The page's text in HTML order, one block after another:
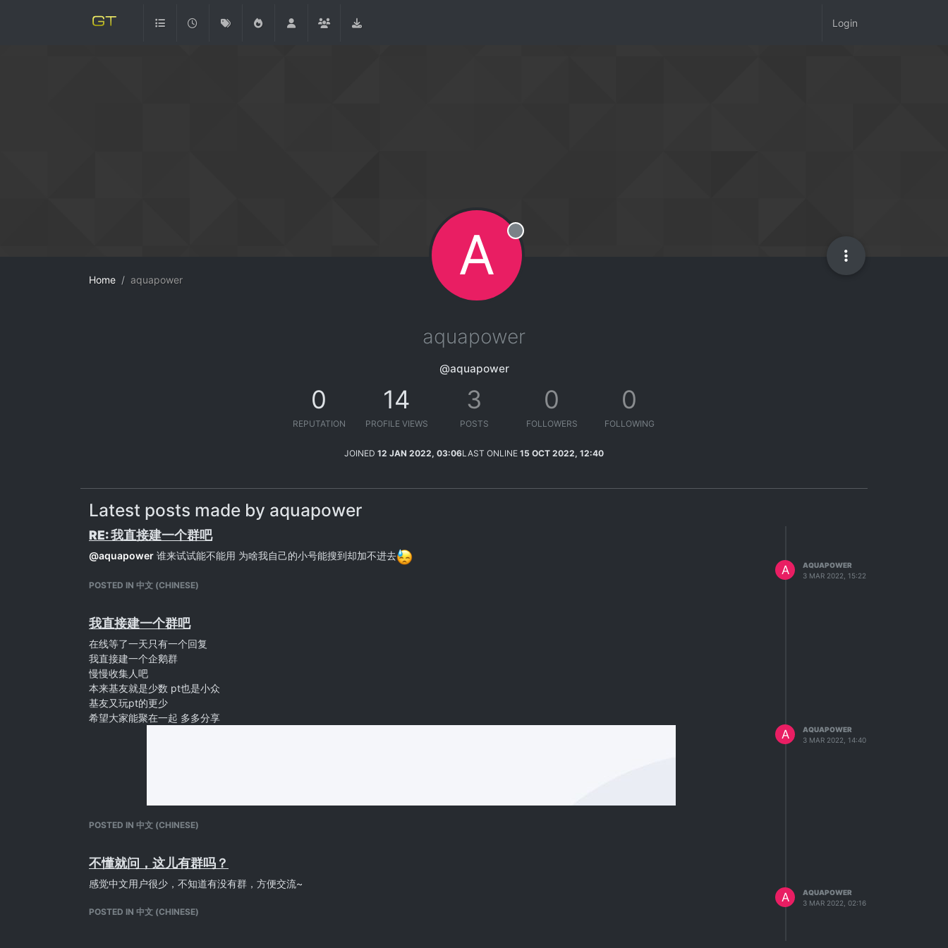
Login
Home aquapower A Offline
aquapower
@aquapower
0
REPUTATION
14
PROFILE VIEWS
3
POSTS
0
FOLLOWERS
0
FOLLOWING
JOINED 12 JAN 2022, 03:06LAST ONLINE 15 OCT 2022, 12:40
Latest posts made by aquapower
RE: 我直接建一个群吧
@aquapower 谁来试试能不能用 为啥我自己的小号能搜到却加不进去
POSTED IN 中文 (CHINESE)
A
AQUAPOWER
3 MAR 2022, 15:22
我直接建一个群吧
在线等了一天只有一个回复
我直接建一个企鹅群
慢慢收集人吧
本来基友就是少数 pt也是小众
基友又玩pt的更少
希望大家能聚在一起 多多分享
POSTED IN 中文 (CHINESE)
A
AQUAPOWER
3 MAR 2022, 14:40
不懂就问，这儿有群吗？
感觉中文用户很少，不知道有没有群，方便交流~
POSTED IN 中文 (CHINESE)
A
AQUAPOWER
3 MAR 2022, 02:16